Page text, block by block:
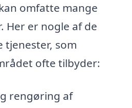
omfatte mange
Her er nogle af de
som
ofte tilbyder:
rengøring af